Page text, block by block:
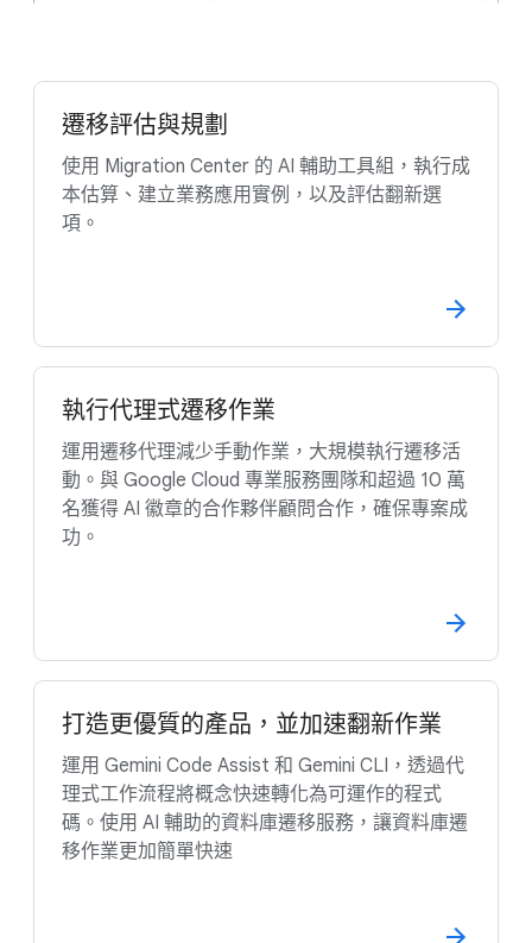
遷移評估與規劃
使用 Migration Center 的 AI 輔助工具組，執行成
本估算、建立業務應用實例，以及評估翻新選
項。
執行代理式遷移作業
運用遷移代理減少手動作業，大規模執行遷移活
動。與 Google Cloud 專業服務團隊和超過 10 萬
名獲得 AI 徽章的合作夥伴顧問合作，確保專案成
功。
打造更優質的產品，並加速翻新作業
運用 Gemini Code Assist 和 Gemini CLI，透過代
理式工作流程將概念快速轉化為可運作的程式
碼。使用 AI 輔助的資料庫遷移服務，讓資料庫遷
移作業更加簡單快速